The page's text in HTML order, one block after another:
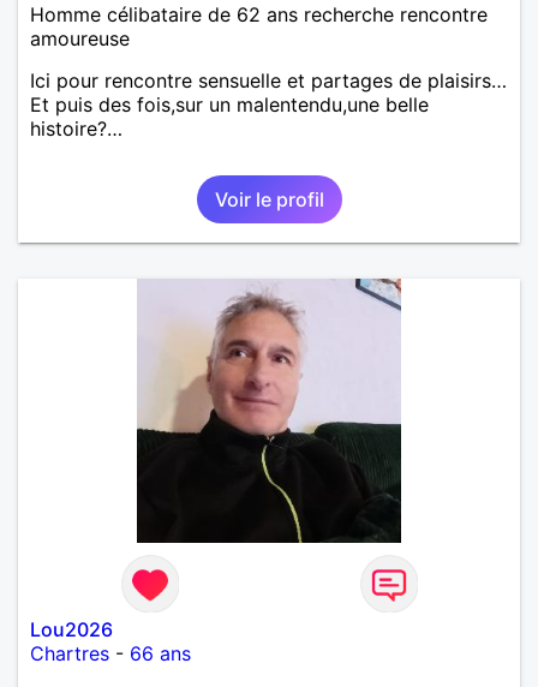
Homme célibataire de 62 ans recherche rencontre
amoureuse
Ici pour rencontre sensuelle et partages de plaisirs…
Et puis des fois,sur un malentendu,une belle
histoire?…
Voir le profil
Lou2026
Chartres - 66 ans